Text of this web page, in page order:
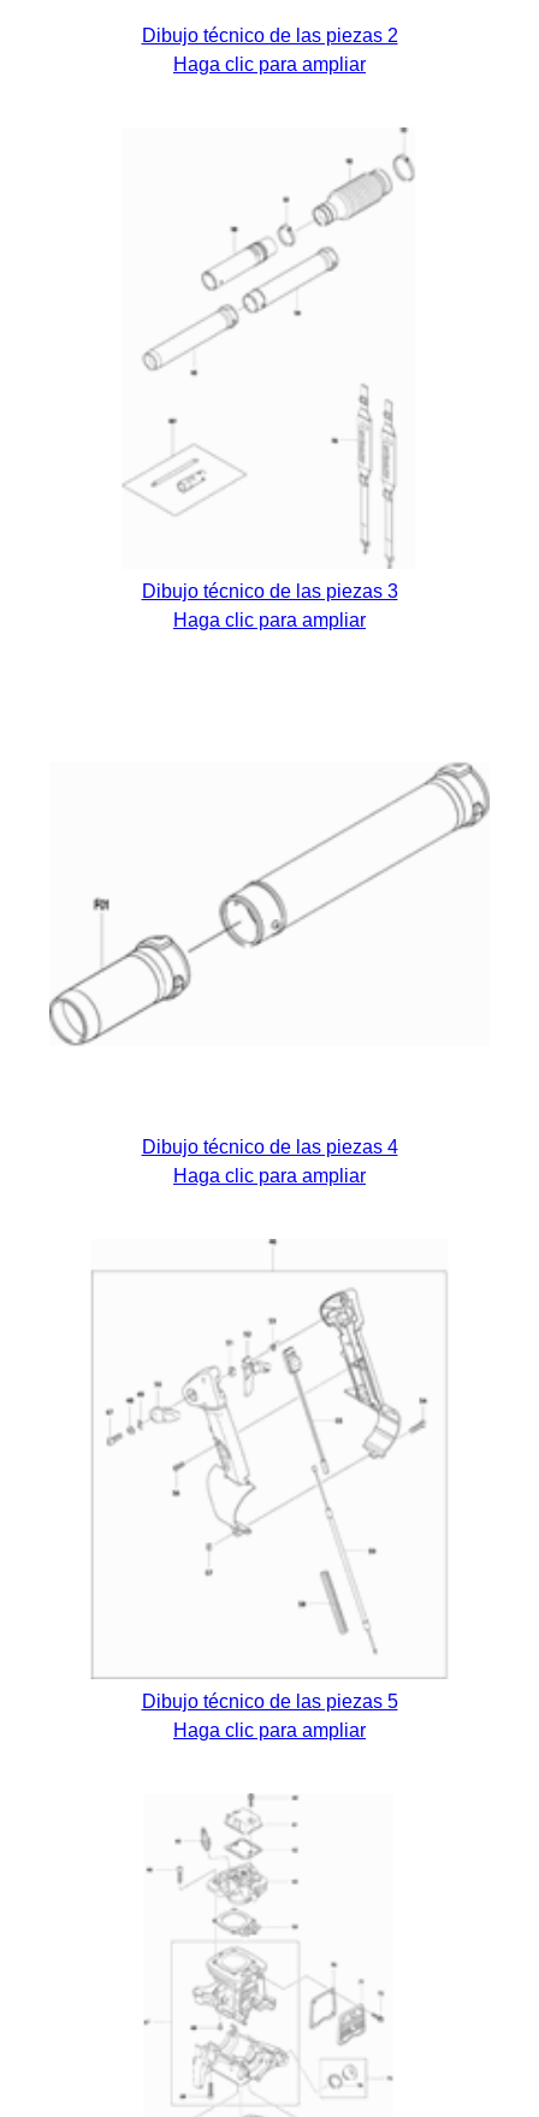
Dibujo técnico de las piezas 2
Haga clic para ampliar
Dibujo técnico de las piezas 3
Haga clic para ampliar
Dibujo técnico de las piezas 4
Haga clic para ampliar
Dibujo técnico de las piezas 5
Haga clic para ampliar